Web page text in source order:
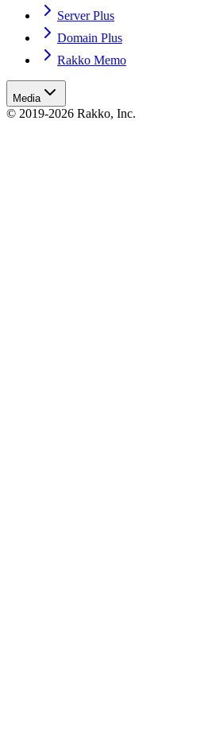
Server Plus
Domain Plus
Rakko Memo
Media
© 2019-2026 Rakko, Inc.